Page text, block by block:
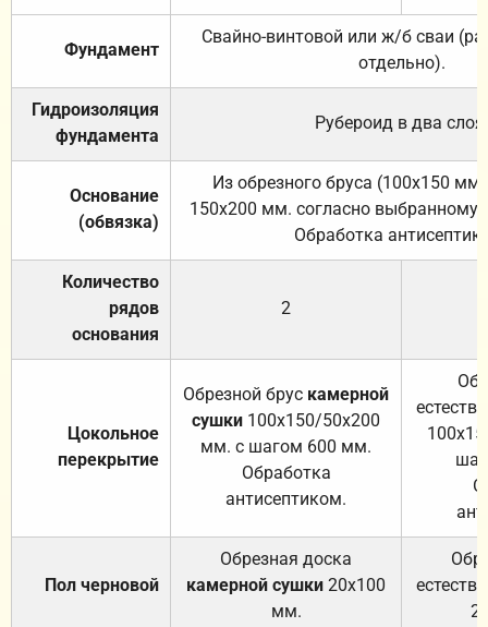
Фундамент
Свайно-винтовой или ж/б сваи
отдельно).
Гидроизоляция
фундамента
Рубероид в два слоя.
Основание
(обвязка)
Из обрезного бруса (100х150
150х200 мм. согласно выбранному
Обработка
Количество
рядов
основания
2
Цокольное
перекрытие
Обрезной брус камерной
сушки 100х150/50х200
мм. с шагом 600 мм.
Обработка
антисептиком.
Пол черновой
Обрезная доска
камерной сушки 20х100
мм.